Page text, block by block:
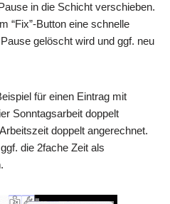
in die Schicht verschieben.
“Fix”-Button eine schnelle
gelöscht wird und ggf. neu
für einen Eintrag mit
Sonntagsarbeit doppelt
doppelt angerechnet.
die 2fache Zeit als